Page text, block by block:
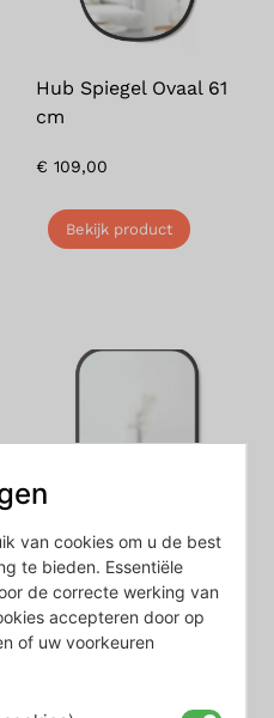
Hub Spiegel Ovaal 61
cm
€ 109,00
Bekijk product
Hub Spiegel
Rechthoekig 92 cm
€180,00
van cookies om u de best
te bieden. Essentiële
de correcte werking van
accepteren door op
of uw voorkeuren